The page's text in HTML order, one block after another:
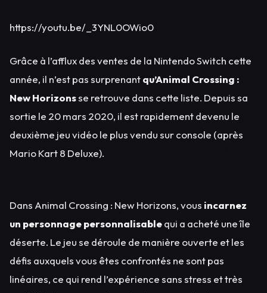
https://youtu.be/_3YNL0OWio0
Grâce à l’afflux des ventes de la Nintendo Switch cette
année, il n’est pas surprenantqu’Animal Crossing :
New Horizonsse retrouve dans cette liste. Depuis sa
sortie le 20 mars 2020, il est rapidement devenu le
deuxième jeu vidéo le plus vendu sur console (après
Mario Kart 8 Deluxe).
Dans Animal Crossing : New Horizons, vous incarnez
un personnage personnalisablequi a acheté une île
déserte. Le jeu se déroule de manière ouverte et les
défis auxquels vous êtes confrontés ne sont pas
linéaires, ce qui rend l’expérience sans stress et très